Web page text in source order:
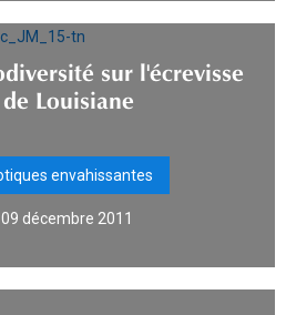
sur l'écrevisse
de Louisiane
envahissantes
décembre 2011